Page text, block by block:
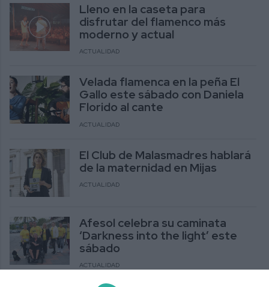
Lleno en la caseta para
disfrutar del flamenco más
moderno y actual
ACTUALIDAD
Velada flamenca en la peña El
Gallo este sábado con Daniela
Florido al cante
ACTUALIDAD
El Club de Malasmadres hablará
de la maternidad en Mijas
ACTUALIDAD
Afesol celebra su caminata
‘Darkness into the light’ este
sábado
ACTUALIDAD